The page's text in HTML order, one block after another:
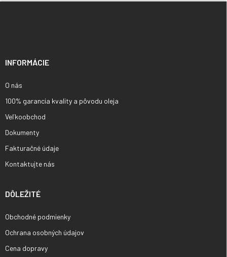
INFORMÁCIE
O nás
100% garancia kvality a pôvodu oleja
Veľkoobchod
Dokumenty
Fakturačné údaje
Kontaktujte nás
DÔLEŽITÉ
Obchodné podmienky
Ochrana osobných údajov
Cena dopravy